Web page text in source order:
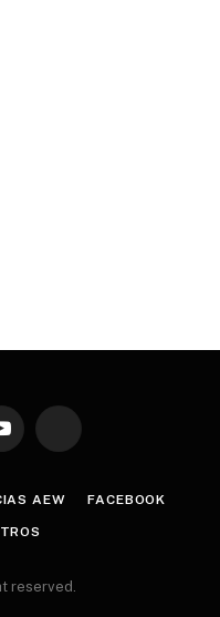
YouTube TikTok
AEW FACEBOOK
reserved.